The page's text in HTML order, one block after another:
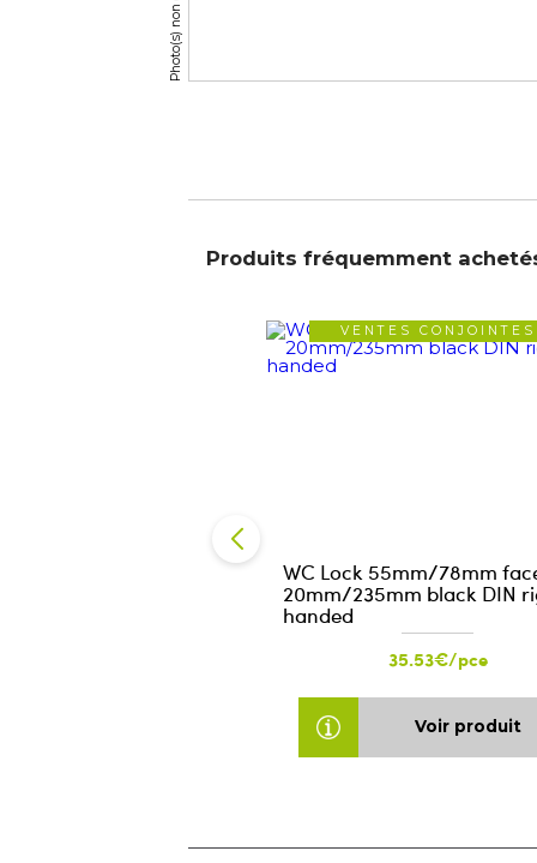
Produits fréquemment
VENTES CONJOINTES
WC Lock 55mm/78mm
20mm/235mm black DIN
handed
35.53€/pce
Voir produit